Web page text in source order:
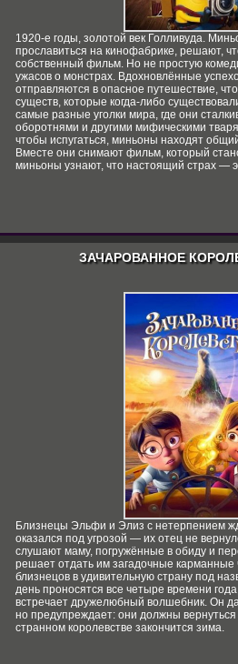
1920-е годы, золотой век Голливуда.
прославиться на кинофабрике, решают,
собственный фильм. Но не простую
ужасов о монстрах. Вдохновлённые
отправляются в опасное путешествие,
существ, которые когда-либо
самые разные уголки мира, где они
оборотнями и другими мифическими
чтобы испугаться, миньоны находят
Вместе они снимают фильм, который
миньоны узнают, что настоящий страх —
ЗАЧАРОВАННОЕ
Близнецы Эльфи и Элиз с нетерпением
оказался под угрозой — их отец не
слушают маму, погружённые в обиду и
решает отдать им загадочные
близнецов в удивительную страну под
день проносятся все четыре времени
встречает дружелюбный волшебник. Он
но предупреждает: они должны вернуться
странном королевстве закончится зима.